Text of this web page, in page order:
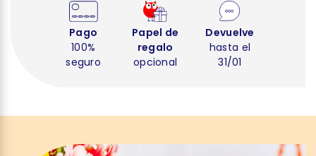
Pago
100%
seguro
Papel de
regalo
opcional
Devuelve
hasta el
31/01